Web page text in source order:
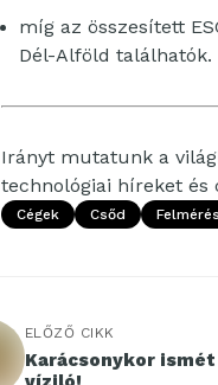
míg az összesített
Dél-Alföld találhatók.
Irányt mutatunk a
technológiai híreket és
Cégek Csőd Felmérés
ELŐZŐ CIKK
Karácsonykor